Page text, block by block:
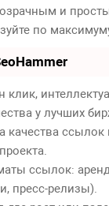
и
по
у лучших
качества
ссылок:
пресс-релизы).